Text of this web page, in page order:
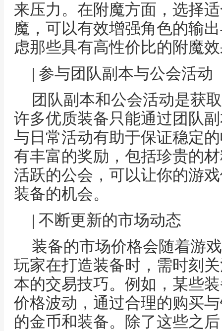
来压力。在附魔方面，选择
魔，可以有效增强角色的输
虑那些具有高性价比的附魔
| 参与团队副本与公会活动
团队副本和公会活动是获
许多优质装备只能通过团队
与日常活动有助于保证稳定
有丰富的奖励，包括珍贵的
活跃的公会，可以让你的游
装备的机会。
| 不断更新的市场动态
装备的市场价格会随着游
玩家在打造装备时，需时刻
本的交易技巧。例如，某些
价格波动，通过合理的购买
的金币和装备。除了这些之